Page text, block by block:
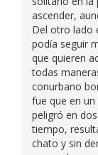
ascender,
Del otro lado
podía seguir
que quieren
todas
conurbano
fue que en
peligró en
tiempo,
chato y sin